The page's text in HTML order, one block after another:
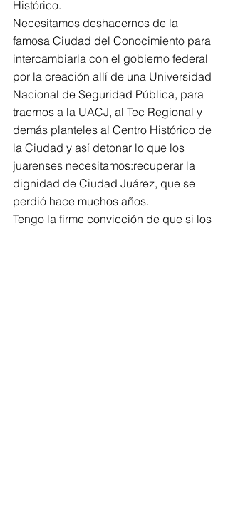
Histórico.
Necesitamos deshacernos de la
famosa Ciudad del Conocimiento para
intercambiarla con el gobierno federal
por la creación allí de una Universidad
Nacional de Seguridad Pública, para
traernos a la UACJ, al Tec Regional y
demás planteles al Centro Histórico de
la Ciudad y así detonar lo que los
juarenses necesitamos:recuperar la
dignidad de Ciudad Juárez, que se
perdió hace muchos años.
Tengo la firme convicción de que si los